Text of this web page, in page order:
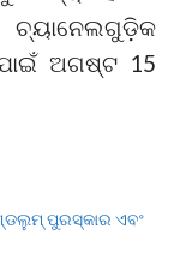
ଚ୍ୟାନେଲଗୁଡ଼ିକ
ଅଗଷ୍ଟ 15
ପୁରସ୍କାର ଏବଂ